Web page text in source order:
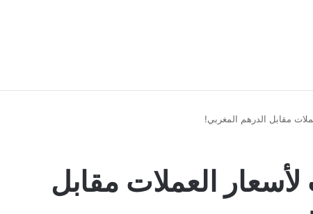
مقابل الدرهم المغربي!
العملات مقابل